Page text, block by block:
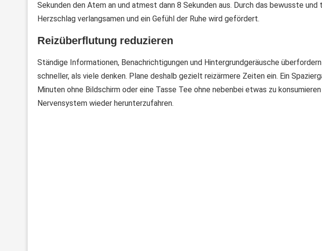
Sekunden den Atem an und atmest dann 8 Sekunden aus. Durch das bewusste
Herzschlag verlangsamen und ein Gefühl der Ruhe wird gefördert.
Reizüberflutung reduzieren
Ständige Informationen, Benachrichtigungen und Hintergrundgeräusche
schneller, als viele denken. Plane deshalb gezielt reizärmere Zeiten ein. Ein
Minuten ohne Bildschirm oder eine Tasse Tee ohne nebenbei etwas zu
Nervensystem wieder herunterzufahren.